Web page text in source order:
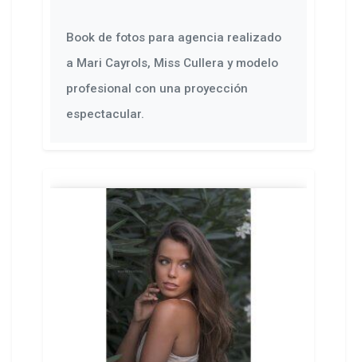
Book de fotos para agencia realizado
a Mari Cayrols, Miss Cullera y modelo
profesional con una proyección
espectacular.